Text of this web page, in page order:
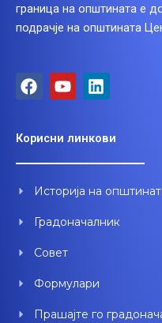
граница на општината е
подрачје на општината
F
a
b
o
k
Y
o
u
b
L
i
e
d
n
Корисни линкови
Историја на
Градоначалник
Совет
Формулари
Прашајте го